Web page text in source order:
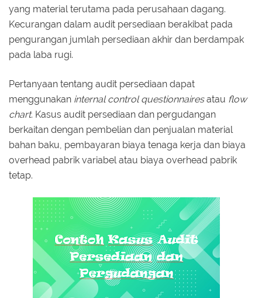
yang material terutama pada perusahaan dagang.
Kecurangan dalam audit persediaan berakibat pada
pengurangan jumlah persediaan akhir dan berdampak
pada laba rugi.
Pertanyaan tentang audit persediaan dapat
menggunakan internal control questionnairesatau flow
chart. Kasus audit persediaan dan pergudangan
berkaitan dengan pembelian dan penjualan material
bahan baku, pembayaran biaya tenaga kerja dan biaya
overhead pabrik variabel atau biaya overhead pabrik
tetap.